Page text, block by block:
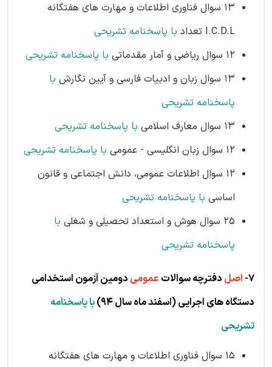
13 سوال فناوری اطلاعات و مهارت های هفتگانه
I.C.D.L تعداد
با پاسخنامه تشریحی
12 سوال ریاضی و آمار مقدماتی
با پاسخنامه تشریحی
13 سوال زبان و ادبیات فارسی و آیین نگارش
با
پاسخنامه تشریحی
13 سوال معارف اسلامی
با پاسخنامه تشریحی
12 سوال زبان انگلیسی - عمومی
با پاسخنامه تشریحی
12 سوال اطلاعات عمومی، دانش اجتماعی و قانون
اساسی با پاسخنامه تشریحی
25 سوال هوش و استعداد تحصیلی و شغلی
با
پاسخنامه تشریحی
7- اصل دفترچه سوالات عمومی دومین آزمون استخدامی
دستگاه های اجرایی (اسفند ماه سال 94)
با پاسخنامه
تشریحی
15 سوال فناوری اطلاعات و مهارت های هفتگانه